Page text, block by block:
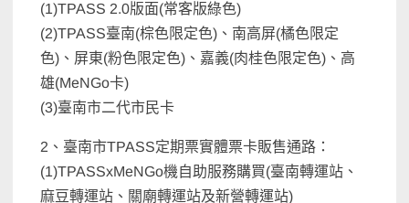
(1)TPASS 2.0版面(常客版綠色)
(2)TPASS臺南(棕色限定色)、南高屏(橘色限定
色)、屏東(粉色限定色)、嘉義(肉桂色限定色)、高
雄(MeNGo卡)
(3)臺南市二代市民卡
2、臺南市TPASS定期票實體票卡販售通路：
(1)TPASSxMeNGo機自助服務購買(臺南轉運站、
麻豆轉運站、關廟轉運站及新營轉運站)